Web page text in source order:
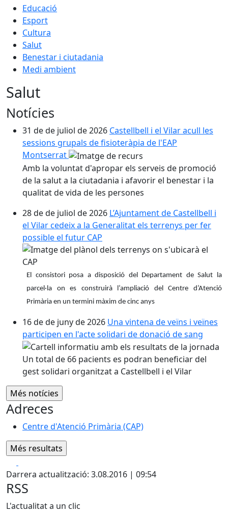
Educació
Esport
Cultura
Salut
Benestar i ciutadania
Medi ambient
Salut
Notícies
31 de de juliol de 2026 Castellbell i el Vilar acull les
sessions grupals de fisioteràpia de l'EAP
Montserrat
Amb la voluntat d'apropar els serveis de promoció
de la salut a la ciutadania i afavorir el benestar i la
qualitat de vida de les persones
28 de de juliol de 2026 L’Ajuntament de Castellbell i
el Vilar cedeix a la Generalitat els terrenys per fer
possible el futur CAP
El consistori posa a disposició del Departament de Salut la
parcel·la on es construirà l’ampliació del Centre d’Atenció
Primària en un termini màxim de cinc anys
16 de de juny de 2026 Una vintena de veïns i veïnes
participen en l'acte solidari de donació de sang
Un total de 66 pacients es podran beneficiar del
gest solidari organitzat a Castellbell i el Vilar
Adreces
Centre d'Atenció Primària (CAP)
Darrera actualització: 3.08.2016 | 09:54
RSS
L'actualitat a un clic